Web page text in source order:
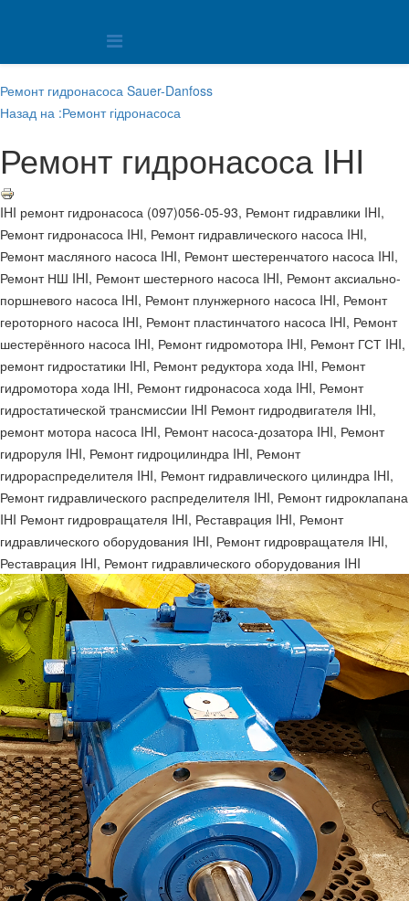
Ремонт гидронасоса Sauer-Danfoss
Назад на :Ремонт гідронасоса
Ремонт гидронасоса IHI
IHI ремонт гидронасоса (097)056-05-93, Ремонт гидравлики IHI,
Ремонт гидронасоса IHI, Ремонт гидравлического насоса IHI,
Ремонт масляного насоса IHI, Ремонт шестеренчатого насоса IHI,
Ремонт НШ IHI, Ремонт шестерного насоса IHI, Ремонт аксиально-
поршневого насоса IHI, Ремонт плунжерного насоса IHI, Ремонт
героторного насоса IHI, Ремонт пластинчатого насоса IHI, Ремонт
шестерённого насоса IHI, Ремонт гидромотора IHI, Ремонт ГСТ IHI,
ремонт гидростатики IHI, Ремонт редуктора хода IHI, Ремонт
гидромотора хода IHI, Ремонт гидронасоса хода IHI, Ремонт
гидростатической трансмисcии IHI Ремонт гидродвигателя IHI,
ремонт мотора насоса IHI, Ремонт насоса-дозатора IHI, Ремонт
гидроруля IHI, Ремонт гидроцилиндра IHI, Ремонт
гидрораспределителя IHI, Ремонт гидравлического цилиндра IHI,
Ремонт гидравлического распределителя IHI, Ремонт гидроклапана
IHI Ремонт гидровращателя IHI, Реставрация IHI, Ремонт
гидравлического оборудования IHI, Ремонт гидровращателя IHI,
Реставрация IHI, Ремонт гидравлического оборудования IHI